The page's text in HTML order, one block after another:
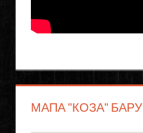
МАПА "КОЗА" БАРУ